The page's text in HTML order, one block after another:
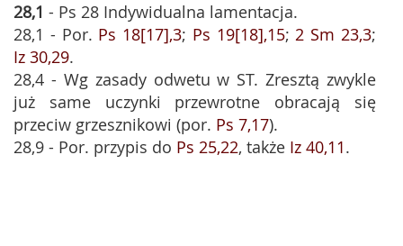
28,1 - Ps 28 Indywidualna lamentacja.
28,1 - Por. Ps 18[17],3; Ps 19[18],15;2 Sm 23,3;
Iz 30,29.
28,4 - Wg zasady odwetu w ST. Zresztą zwykle
już same uczynki przewrotne obracają się
przeciw grzesznikowi (por. Ps 7,17).
28,9 - Por. przypis do Ps 25,22, także Iz 40,11.